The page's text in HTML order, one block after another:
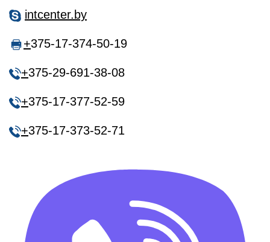
intcenter.by
+375-17-374-50-19
+375-29-691-38-08
+375-17-377-52-59
+375-17-373-52-71